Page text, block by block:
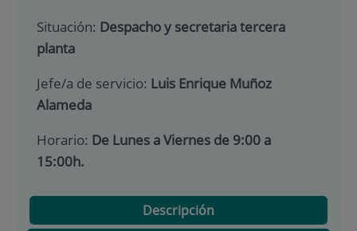
Situación: Despacho y secretaria tercera
planta
Jefe/a de servicio: Luis Enrique Muñoz
Alameda
Horario: De Lunes a Viernes de 9:00 a
15:00h.
Descripción